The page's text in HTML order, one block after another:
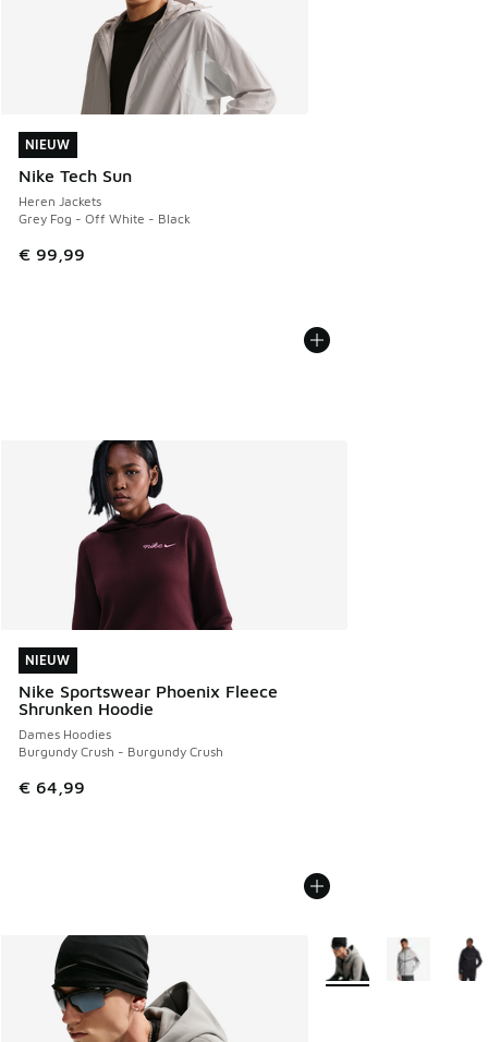
NIEUW
Nike Tech Sun
Heren Jackets
Grey Fog - Off White - Black
€ 99,99
NIEUW
NIEUW
Nike Sportswear Phoenix Fleece
Shrunken Hoodie
Dames Hoodies
Burgundy Crush - Burgundy Crush
€ 64,99
NIEUW
Meer kleuren